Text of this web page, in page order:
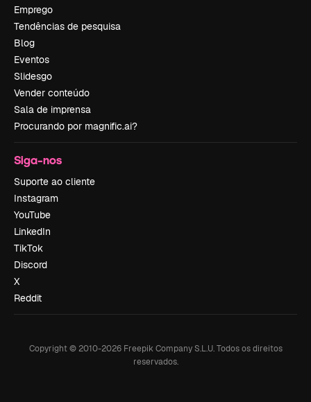
Emprego
Tendências de pesquisa
Blog
Eventos
Slidesgo
Vender conteúdo
Sala de imprensa
Procurando por magnific.ai?
Siga-nos
Suporte ao cliente
Instagram
YouTube
LinkedIn
TikTok
Discord
X
Reddit
Copyright © 2010-2026Freepik Company S.L.U. Todos os direitos
reservados.